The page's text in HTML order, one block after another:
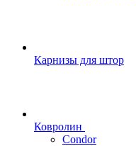
Карнизы для штор
Ковролин
Condor